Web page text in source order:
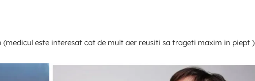
este interesat cat de mult aer reusiti sa trageti maxim in piept )